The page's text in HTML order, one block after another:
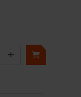
+